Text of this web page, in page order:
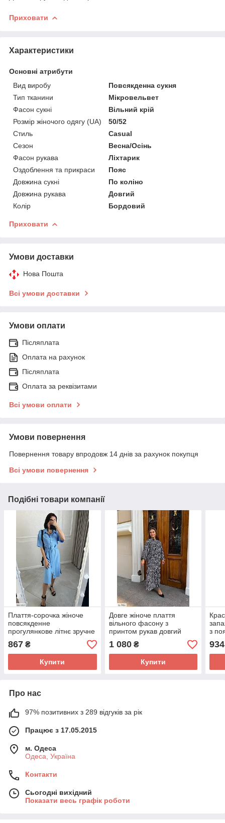
Приховати
Характеристики
Основні атрибути
Вид виробу
Повсякденна сукня
Тип тканини
Мікровельвет
Фасон сукні
Вільний крій
Розмір жіночого одягу (UA)
50/52
Стиль
Casual
Сезон
Весна/Осінь
Фасон рукава
Ліхтарик
Оздоблення та прикраси
Пояс
Довжина сукні
По коліно
Довжина рукава
Довгий
Колір
Бордовий
Приховати
Умови доставки
Нова Пошта
Всі умови доставки
Умови оплати
Післяплата
Оплата на рахунок
Післяплата
Оплата за реквізитами
Всі умови оплати
Умови повернення
Повернення товару впродовж 14 днів за рахунок покупця
Всі умови повернення
Подібні товари компанії
Плаття-сорочка жіноче
повсякденне
прогулянкове літнє зручне
за коліно прямого вільного
фасону з поясом
867 ₴
Купити
Довге жіноче плаття
вільного фасону з
принтом рукав довгий
об'ємний великі розміри
50-64
1 080₴
Купити
з
934
Про нас
97% позитивних з 289 відгуків за рік
Працює з 17.05.2015
м. Одеса
Одеса, Україна
Контакти
Сьогодні вихідний
Показати весь графік роботи